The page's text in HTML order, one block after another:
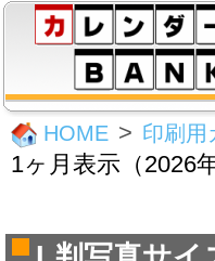
HOME 印刷用
1ヶ月表示（2026年